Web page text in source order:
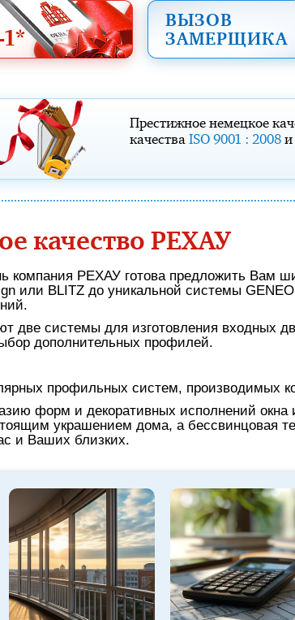
1*
ВЫЗОВ
ЗАМЕРЩИКА
Престижное немецкое
качества ISO 9001 : 2008 и
качество РЕХАУ
компания РЕХАУ готова предложить Вам
или BLITZ до уникальной системы
две системы для изготовления
дополнительных профилей.
профильных систем, производимых
форм и декоративных исполнений
украшением дома, а бессвинцовая
и Ваших близких.